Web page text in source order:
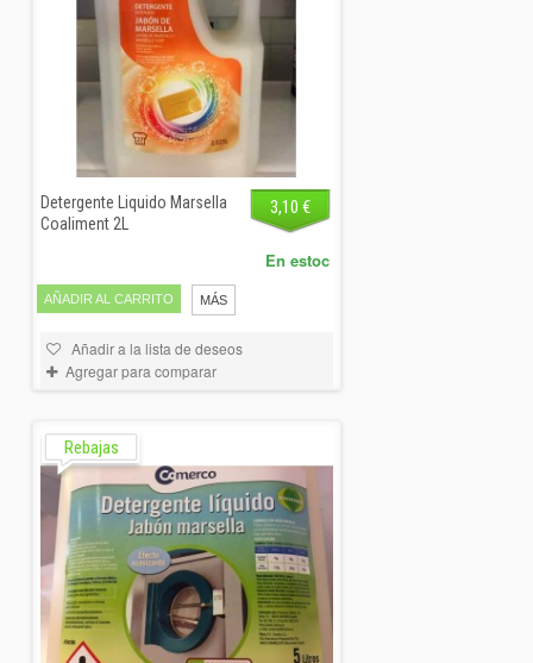
Detergente Liquido Marsella
Coaliment 2L
3,10 €
AÑADIR AL CARRITO MÁS
En estoc
Añadir a la lista de deseos
Agregar para comparar
Rebajas